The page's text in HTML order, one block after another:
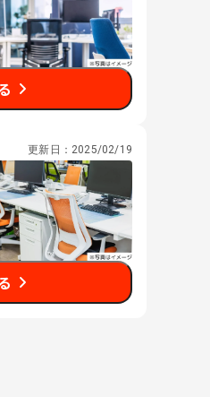
更新日： 2025/02/19